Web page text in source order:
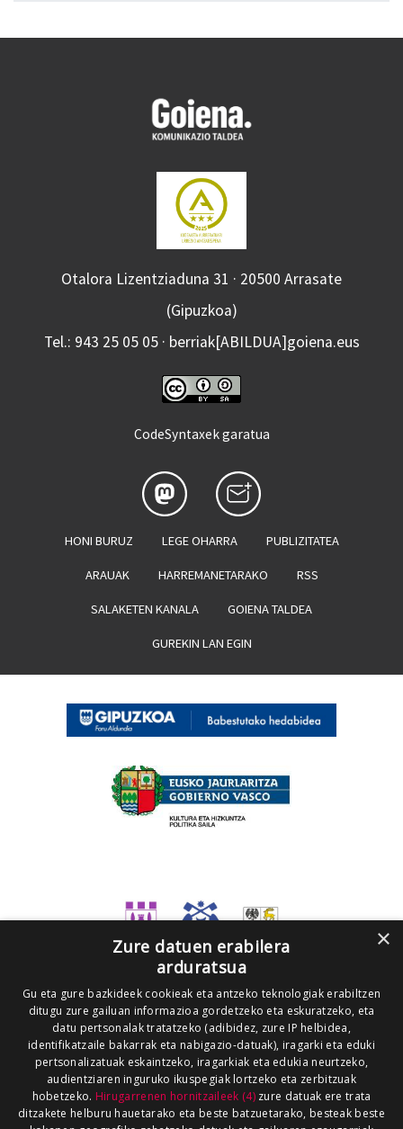
Otalora Lizentziaduna 31 · 20500 Arrasate
(Gipuzkoa)
Tel.: 943 25 05 05 · berriak[ABILDUA]goiena.eus
CodeSyntaxek garatua
HONI BURUZ LEGE OHARRA PUBLIZITATEA
ARAUAK HARREMANETARAKO RSS
SALAKETEN KANALA GOIENA TALDEA
GUREKIN LAN EGIN
×
Zure datuen erabilera
arduratsua
Gu eta gure bazkideek cookieak eta antzeko teknologiak erabiltzen
ditugu zure gailuan informazioa gordetzeko eta eskuratzeko, eta
datu pertsonalak tratatzeko (adibidez, zure IP helbidea,
identifikatzaile bakarrak eta nabigazio-datuak), iragarki eta eduki
pertsonalizatuak eskaintzeko, iragarkiak eta edukia neurtzeko,
audientziaren inguruko ikuspegiak lortzeko eta zerbitzuak
hobetzeko. Hirugarrenen hornitzaileek (4)zure datuak ere trata
ditzakete helburu hauetarako eta beste batzuetarako, besteak beste